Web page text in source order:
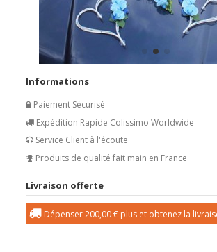
Informations
Paiement Sécurisé
Expédition Rapide Colissimo Worldwide
Service Client à l'écoute
Produits de qualité fait main en France
Livraison offerte
Dépenser200,00 € plus et obtenez la